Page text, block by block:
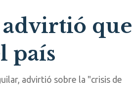
advirtió que
país
advirtió sobre la "crisis de